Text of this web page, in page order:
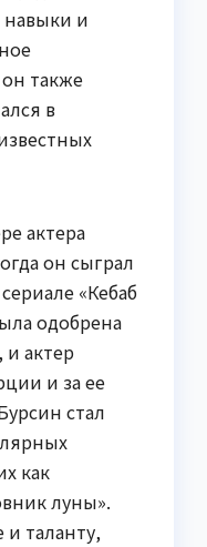
навыки и
также
в
актера
он сыграл
«Кебаб
одобрена
актер
и за ее
стал
как
луны».
и таланту,